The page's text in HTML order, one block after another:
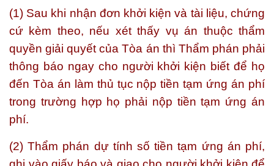
(1) Sau khi nhận đơn khởi kiện và tài liệu, chứng
cứ kèm theo, nếu xét thấy vụ án thuộc thẩm
quyền giải quyết của Tòa án thì Thẩm phán phải
thông báo ngay cho người khởi kiện biết để họ
đến Tòa án làm thủ tục nộp tiền tạm ứng án phí
trong trường hợp họ phải nộp tiền tạm ứng án
phí.
(2) Thẩm phán dự tính số tiền tạm ứng án phí,